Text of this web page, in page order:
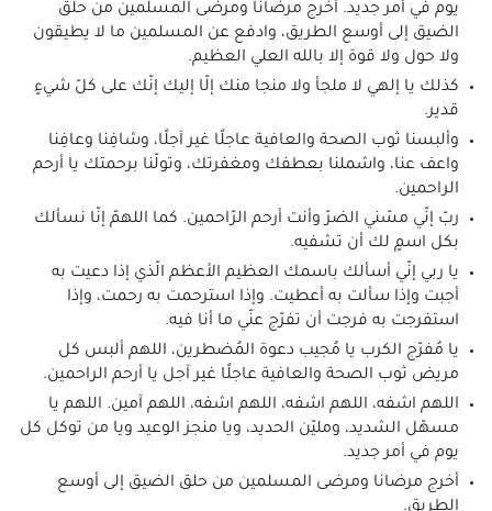
يوم في أمر جديد. أخرج مرضانا ومرضى المسلمين من حلق
الضيق إلى أوسع الطريق، وادفع عن المسلمين ما لا يطيقون
ولا حول ولا قوة إلا بالله العلي العظيم.
كذلك يا إلهي لا ملجأ ولا منجا منك إلّا إليك إنّك على كلّ شيءٍ
قدير.
وألبسنا ثوب الصحة والعافية عاجلًا غير آجلًا، وشافِنا وعافِنا
واعف عنا، واشملنا بعطفك ومغفرتك، وتولّنا برحمتك يا أرحم
الراحمين.
ربّ إنّي مسّني الضرّ وأنت أرحم الرّاحمين. كما اللهمّ إنّا نسألك
بكل اسمٍ لك أن تشفيه.
يا ربي إنّي أسألك باسمك العظيم الأعظم الّذي إذا دعيت به
أجبت وإذا سألت به أعطيت. وإذا استرحمت به رحمت، وإذا
استفرجت به فرجت أن تفرّج عنّي ما أنا فيه.
يا مُفرّج الكرب يا مُجيب دعوة المُضطرين، اللهم ألبس كل
مريض ثوب الصحة والعافية عاجلًا غير آجل يا أرحم الراحمين.
اللهم اشفه، اللهم اشفه، اللهم اشفه، اللهم آمين. اللهم يا
مسهّل الشديد، ومليّن الحديد، ويا منجز الوعيد ويا من توكل كل
يوم في أمر جديد.
أخرج مرضانا ومرضى المسلمين من حلق الضيق إلى أوسع